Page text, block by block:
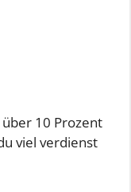
10 Prozent
viel verdienst